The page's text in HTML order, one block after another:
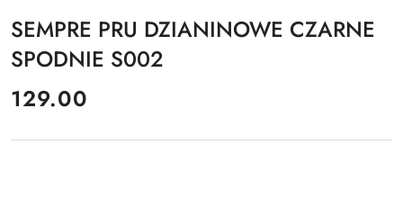
SEMPRE PRU DZIANINOWE CZARNE
SPODNIE S002
cena:
129.00